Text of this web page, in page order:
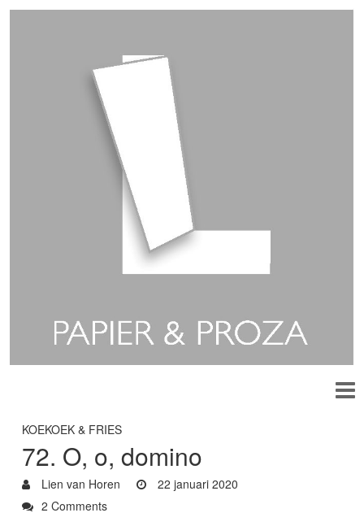
KOEKOEK & FRIES
72. O, o, domino
Lien van Horen
22 januari 2020
2 Comments